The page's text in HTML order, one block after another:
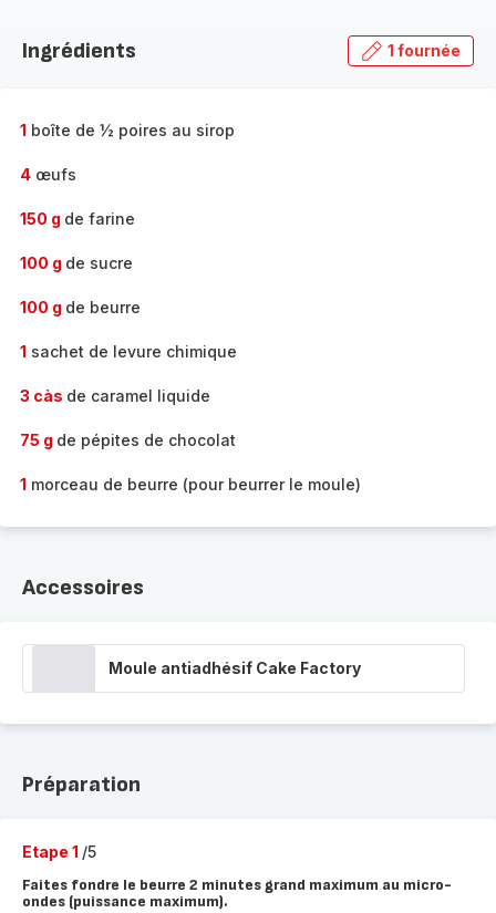
gamme
Ingrédients 1 fournée
1 boîte de ½ poires au sirop
4 œufs
150 g de farine
100 g de sucre
100 g de beurre
1 sachet de levure chimique
3 càs de caramel liquide
75 g de pépites de chocolat
1 morceau de beurre (pour beurrer le moule)
Accessoires
Moule antiadhésif Cake Factory
Préparation
Etape 1 /5
Faites fondre le beurre 2 minutes grand maximum au micro-
ondes (puissance maximum).